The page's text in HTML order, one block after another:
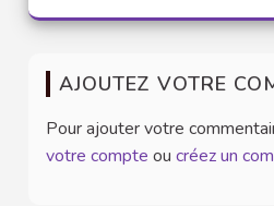
AJOUTEZ VOTRE
Pour ajouter votre
votre compte ou créez un